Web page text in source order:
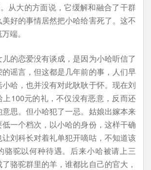
从大的方面说，它缓解和融合了干群
好的事情居然把小哈给害死了。这不
端。
的恋爱没有谈成，是因为小哈听信了
谣言，但这都是几年前的事，人们早
哈，也并没有对此耿耿于怀。现在刘
100元的礼，不仅没有恶意，反而还
思。但小哈犯了一忌。姑娘出嫁本来
一个档次，以小哈的身份，这样干确
刘科长对着礼单犯开嘀咕，不知道该
骆驼以何种待遇。后来小哈被请上三
骆驼群里的羊，谁都比自己的官大，